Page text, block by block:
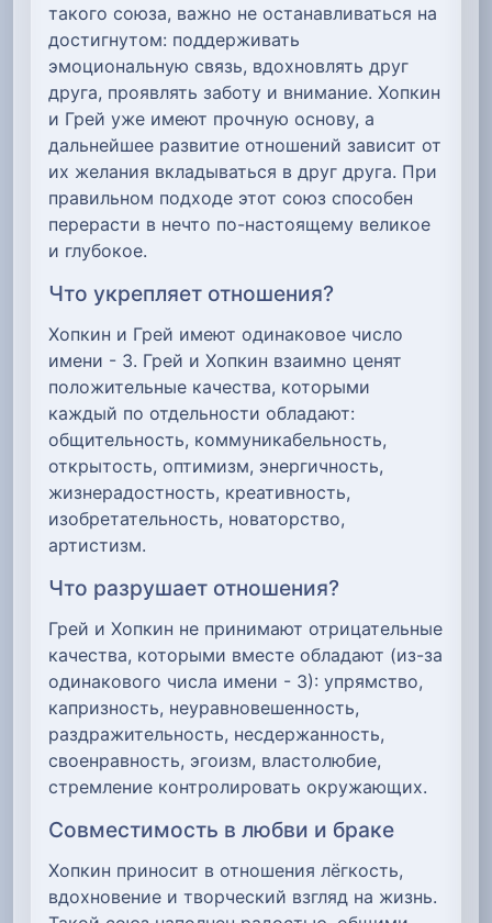
такого союза, важно не останавливаться на
достигнутом: поддерживать
эмоциональную связь, вдохновлять друг
друга, проявлять заботу и внимание. Хопкин
и Грей уже имеют прочную основу, а
дальнейшее развитие отношений зависит от
их желания вкладываться в друг друга. При
правильном подходе этот союз способен
перерасти в нечто по-настоящему великое
и глубокое.
Что укрепляет отношения?
Хопкин и Грей имеют одинаковое число
имени - 3. Грей и Хопкин взаимно ценят
положительные качества, которыми
каждый по отдельности обладают:
общительность, коммуникабельность,
открытость, оптимизм, энергичность,
жизнерадостность, креативность,
изобретательность, новаторство,
артистизм.
Что разрушает отношения?
Грей и Хопкин не принимают отрицательные
качества, которыми вместе обладают (из-за
одинакового числа имени - 3): упрямство,
капризность, неуравновешенность,
раздражительность, несдержанность,
своенравность, эгоизм, властолюбие,
стремление контролировать окружающих.
Совместимость в любви и браке
Хопкин приносит в отношения лёгкость,
вдохновение и творческий взгляд на жизнь.